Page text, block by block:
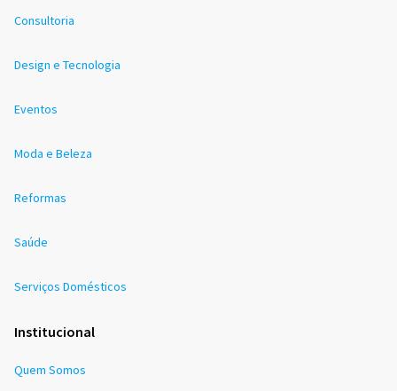
Consultoria
Design e Tecnologia
Eventos
Moda e Beleza
Reformas
Saúde
Serviços Domésticos
Institucional
Quem Somos